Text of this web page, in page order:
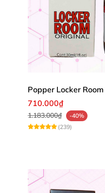
Popper Locker
710.000₫
1.183.000₫
-40%
(239)